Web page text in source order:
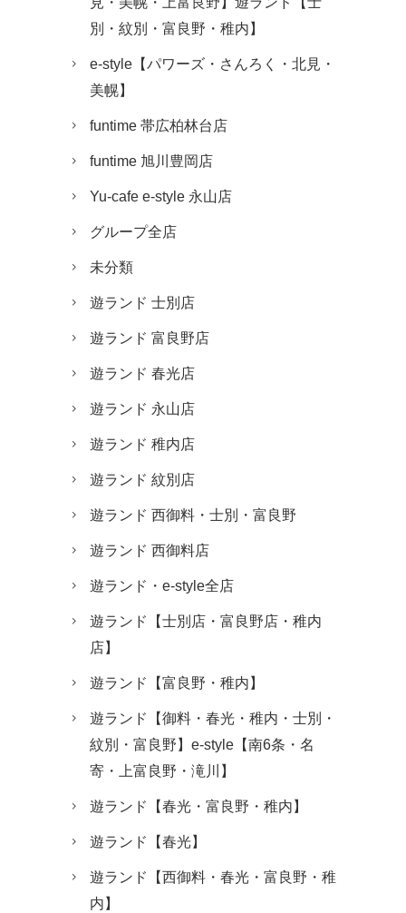
別・紋別・富良野・稚内】
e-style【パワーズ・さんろく・北見・
美幌】
funtime 帯広柏林台店
funtime 旭川豊岡店
Yu-cafe e-style 永山店
グループ全店
未分類
遊ランド 士別店
遊ランド 富良野店
遊ランド 春光店
遊ランド 永山店
遊ランド 稚内店
遊ランド 紋別店
遊ランド 西御料・士別・富良野
遊ランド 西御料店
遊ランド・e-style全店
遊ランド【士別店・富良野店・稚内
店】
遊ランド【富良野・稚内】
遊ランド【御料・春光・稚内・士別・
紋別・富良野】e-style【南6条・名
寄・上富良野・滝川】
遊ランド【春光・富良野・稚内】
遊ランド【春光】
遊ランド【西御料・春光・富良野・稚
内】